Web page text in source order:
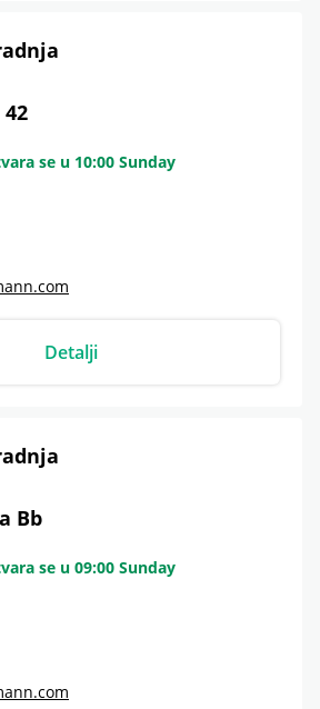
se u 10:00 Sunday
Detalji
Bb
se u 09:00 Sunday